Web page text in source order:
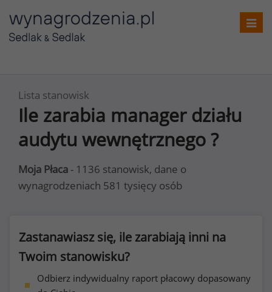
Lista stanowisk
Ile zarabia manager działu
audytu wewnętrznego ?
Moja Płaca - 1136 stanowisk, dane o
wynagrodzeniach 581 tysięcy osób
Zastanawiasz się, ile zarabiają inni na
Twoim stanowisku?
Odbierz indywidualny raport płacowy dopasowany